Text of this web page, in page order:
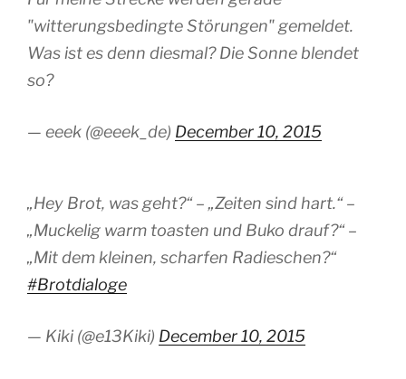
"witterungsbedingte Störungen" gemeldet.
Was ist es denn diesmal? Die Sonne blendet
so?
— eeek (@eeek_de) December 10, 2015
„Hey Brot, was geht?“ – „Zeiten sind hart.“ –
„Muckelig warm toasten und Buko drauf?“ –
„Mit dem kleinen, scharfen Radieschen?“
#Brotdialoge
— Kiki (@e13Kiki) December 10, 2015